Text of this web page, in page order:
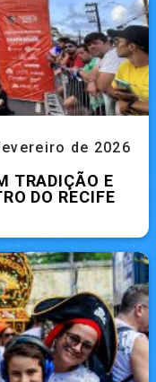
de 2026
TRADIÇÃO E
DO RECIFE